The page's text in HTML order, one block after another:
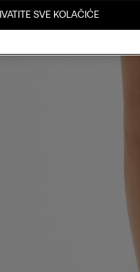
SVE KOLAČIĆE